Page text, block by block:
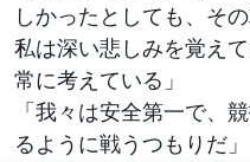
しかったとしても、そ
私は深い悲しみを覚え
常に考えている」
「我々は安全第一で、
るように戦うつもりだ」